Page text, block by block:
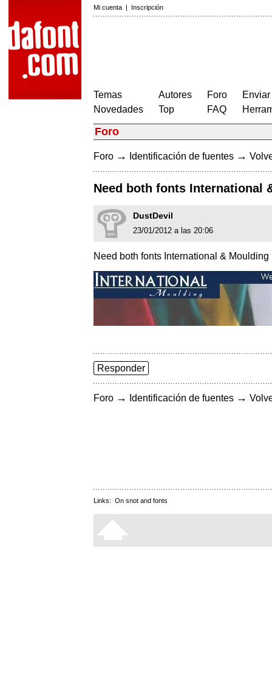
Mi cuenta | Inscripción
Temas
Novedades
Autores
Top
Foro
FAQ
Foro
Foro → Identificación de fuentes →
Need both fonts International
DustDevil
23/01/2012 a las 20:06
Need both fonts International & Moulding
Responder
Foro → Identificación de fuentes →
Links: On snot and fonts